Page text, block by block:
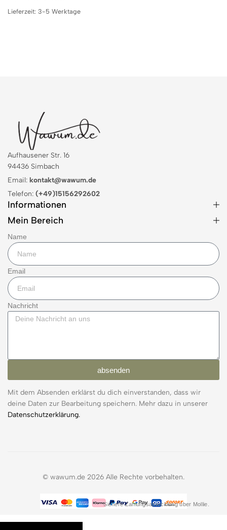
Lieferzeit: 3-5 Werktage
Aufhausener Str. 16
94436 Simbach
Email: kontakt@wawum.de
Telefon: (+49)15156292602
Informationen
Mein Bereich
Name
Email
Nachricht
absenden
Mit dem Absenden erklärst du dich einverstanden, dass wir
deine Daten zur Bearbeitung speichern. Mehr dazu in unserer
Datenschutzerklärung.
© wawum.de 2026 Alle Rechte vorbehalten.
Sichere Zahlungsabwicklung über Mollie.